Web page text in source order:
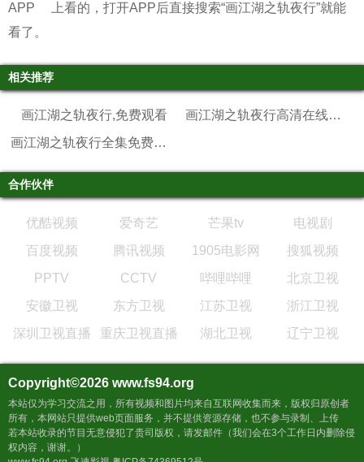
APP
上看的，打开APP后直接搜索“画江湖之轨夜行”就能
看了。
相关推荐
画江湖之轨夜行,免费观看
画江湖之轨夜行高清在线观看
画江湖之轨夜行全集免费观看
合作伙伴
优酷视频 爱奇艺 芒果tv
电视剧
百度视频
腾讯视频 1905电影网
搜狐视频
PPTV
CCTV 哔哩哔哩
北京卫视
安徽卫视
东方卫视 江苏卫视
浙江卫视
深圳卫视直播
重庆卫视直播 湖北卫视 辽宁卫视
Copyright©2026 www.fs94.org
本站仅为学习交流之用，所有视频和图片均来自互联网收集而来，版权归原创者
所有，本网站只提供web页面服务，并不提供资源存储，也不参与录制、上传
若本站收录的节目无意侵犯了贵司版权，请发邮件（我们会在3个工作日内删除侵
权内容，谢谢。）